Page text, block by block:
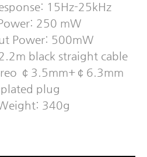
15Hz-25kHz
250 mW
Power: 500mW
black straight cable
￠3.5mm+￠6.3mm
plug
340g